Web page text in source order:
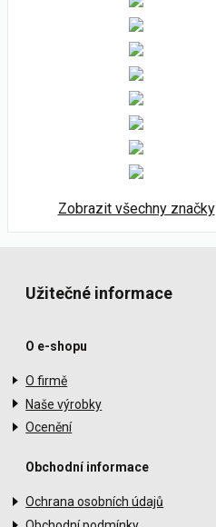
Zobrazit všechny značky
Užitečné informace
O e-shopu
O firmě
Naše výrobky
Ocenění
Obchodní informace
Ochrana osobních údajů